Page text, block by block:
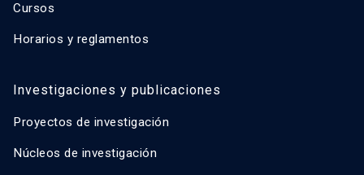
Cursos
Horarios y reglamentos
Investigaciones y publicaciones
Proyectos de investigación
Núcleos de investigación